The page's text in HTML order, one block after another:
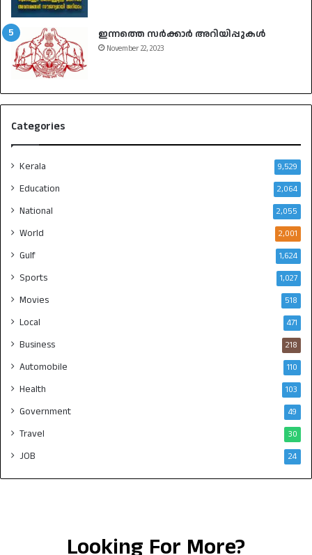
ഇന്നത്തെ സർക്കാർ അറിയിപ്പുകൾ
November 22, 2023
Categories
Kerala 9,529
Education 2,064
National 2,055
World 2,001
Gulf 1,624
Sports 1,027
Movies 518
Local 471
Business 218
Automobile 110
Health 103
Government 49
Travel 30
JOB 24
Looking For More?